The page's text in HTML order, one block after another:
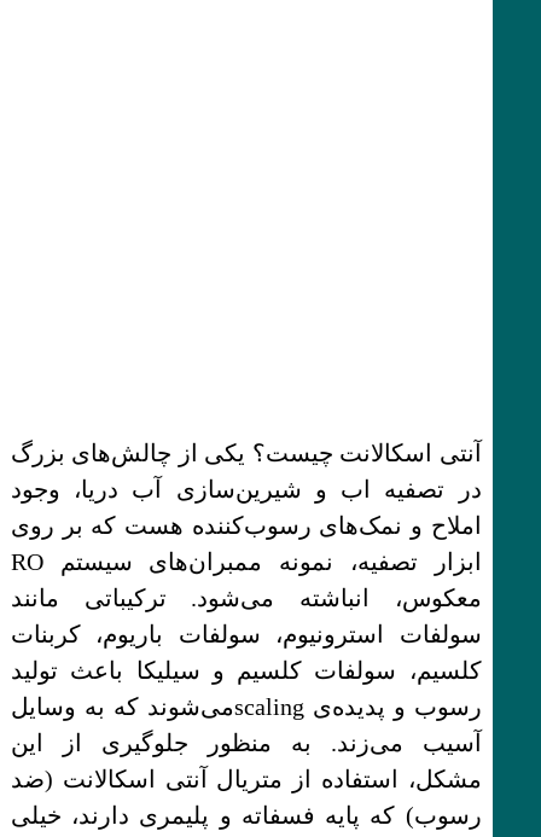
آنتی اسکالانت چیست؟ یکی از چالش‌های بزرگ
در تصفیه اب و شیرین‌سازی آب دریا، وجود
املاح و نمک‌های رسوب‌کننده هست که بر روی
ابزار تصفیه، نمونه ممبران‌های سیستم RO
معکوس، انباشته می‌شود. ترکیباتی مانند
سولفات استرونیوم، سولفات باریوم، کربنات
کلسیم، سولفات کلسیم و سیلیکا باعث تولید
رسوب و پدیده‌ی scalingمی‌شوند که به وسایل
آسیب می‌زند. به منظور جلوگیری از این
مشکل، استفاده از متریال آنتی اسکالانت (ضد
رسوب) که پایه فسفاته و پلیمری دارند، خیلی